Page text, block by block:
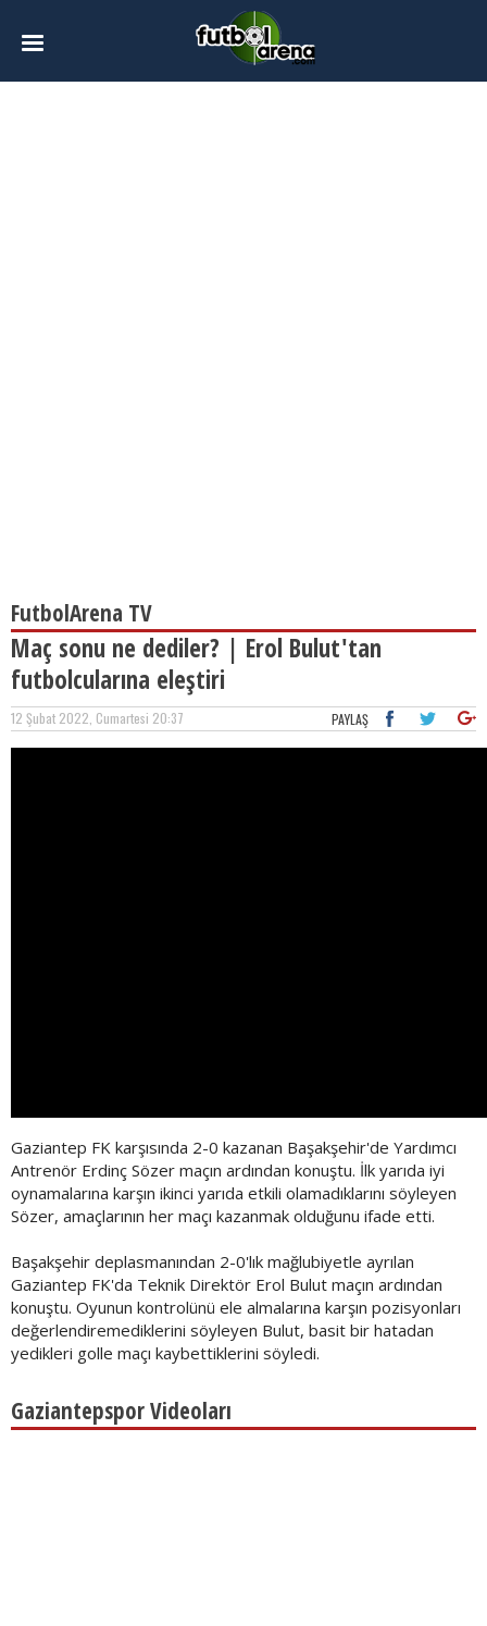
FutbolArena TV
Maç sonu ne dediler? | Erol Bulut'tan
futbolcularına eleştiri
12 Şubat 2022, Cumartesi 20:37 PAYLAŞ
Gaziantep FK karşısında 2-0 kazanan Başakşehir'de Yardımcı
Antrenör Erdinç Sözer maçın ardından konuştu. İlk yarıda iyi
oynamalarına karşın ikinci yarıda etkili olamadıklarını söyleyen
Sözer, amaçlarının her maçı kazanmak olduğunu ifade etti.
Başakşehir deplasmanından 2-0'lık mağlubiyetle ayrılan
Gaziantep FK'da Teknik Direktör Erol Bulut maçın ardından
konuştu. Oyunun kontrolünü ele almalarına karşın pozisyonları
değerlendiremediklerini söyleyen Bulut, basit bir hatadan
yedikleri golle maçı kaybettiklerini söyledi.
Gaziantepspor Videoları